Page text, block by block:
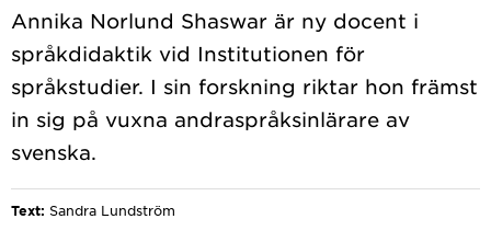
Annika Norlund Shaswar är ny docent i
språkdidaktik vid Institutionen för
språkstudier. I sin forskning riktar hon främst
in sig på vuxna andraspråksinlärare av
Text: Sandra Lundström